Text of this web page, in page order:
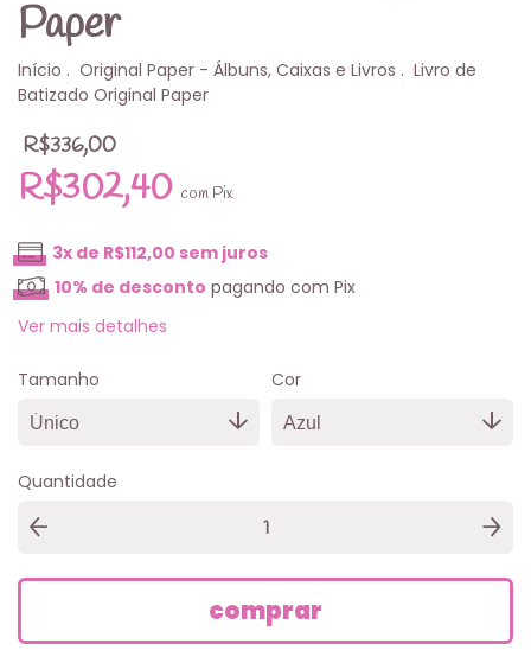
Paper
Início . Original Paper - Álbuns, Caixas e Livros . Livro de
Batizado Original Paper
R$336,00
R$302,40 com Pix
3x de R$112,00 sem juros
10% de desconto pagando com Pix
Ver mais detalhes
Tamanho Cor
Quantidade